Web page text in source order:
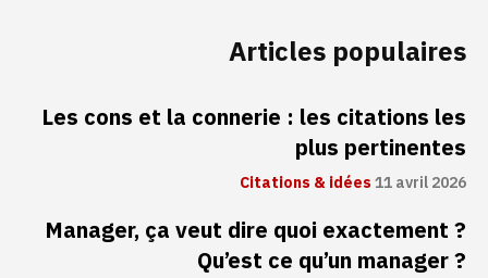
Articles populaires
Les cons et la connerie : les citations les
plus pertinentes
Citations & idées11 avril 2026
Manager, ça veut dire quoi exactement ?
Qu’est ce qu’un manager ?